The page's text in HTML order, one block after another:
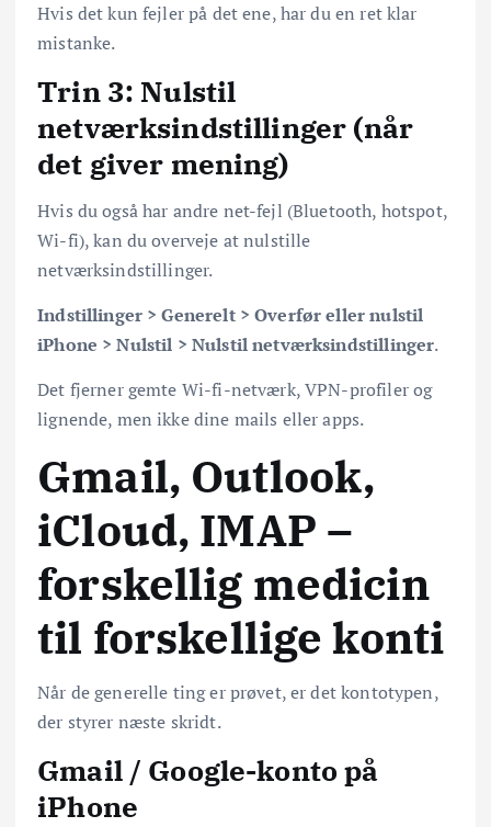
Hvis det kun fejler på det ene, har du en ret klar
mistanke.
Trin 3: Nulstil
netværksindstillinger (når
det giver mening)
Hvis du også har andre net-fejl (Bluetooth, hotspot,
Wi-fi), kan du overveje at nulstille
netværksindstillinger.
Indstillinger > Generelt > Overfør eller nulstil
iPhone > Nulstil > Nulstil netværksindstillinger.
Det fjerner gemte Wi-fi-netværk, VPN-profiler og
lignende, men ikke dine mails eller apps.
Gmail, Outlook,
iCloud, IMAP –
forskellig medicin
til forskellige konti
Når de generelle ting er prøvet, er det kontotypen,
der styrer næste skridt.
Gmail / Google-konto på
iPhone